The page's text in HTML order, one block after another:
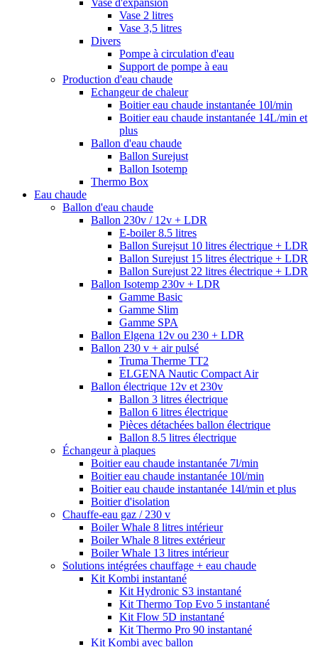
Vase d'expansion
Vase 2 litres
Vase 3,5 litres
Divers
Pompe à circulation d'eau
Support de pompe à eau
Production d'eau chaude
Echangeur de chaleur
Boitier eau chaude instantanée 10l/min
Boitier eau chaude instantanée 14L/min et
plus
Ballon d'eau chaude
Ballon Surejust
Ballon Isotemp
Thermo Box
Eau chaude
Ballon d'eau chaude
Ballon 230v / 12v + LDR
E-boiler 8.5 litres
Ballon Surejsut 10 litres électrique + LDR
Ballon Surejust 15 litres électrique + LDR
Ballon Surejust 22 litres électrique + LDR
Ballon Isotemp 230v + LDR
Gamme Basic
Gamme Slim
Gamme SPA
Ballon Elgena 12v ou 230 + LDR
Ballon 230 v + air pulsé
Truma Therme TT2
ELGENA Nautic Compact Air
Ballon électrique 12v et 230v
Ballon 3 litres électrique
Ballon 6 litres électrique
Pièces détachées ballon électrique
Ballon 8.5 litres électrique
Échangeur à plaques
Boitier eau chaude instantanée 7l/min
Boitier eau chaude instantanée 10l/min
Boitier eau chaude instantanée 14l/min et plus
Boitier d'isolation
Chauffe-eau gaz / 230 v
Boiler Whale 8 litres intérieur
Boiler Whale 8 litres extérieur
Boiler Whale 13 litres intérieur
Solutions intégrées chauffage + eau chaude
Kit Kombi instantané
Kit Hydronic S3 instantané
Kit Thermo Top Evo 5 instantané
Kit Flow 5D instantané
Kit Thermo Pro 90 instantané
Kit Kombi avec ballon